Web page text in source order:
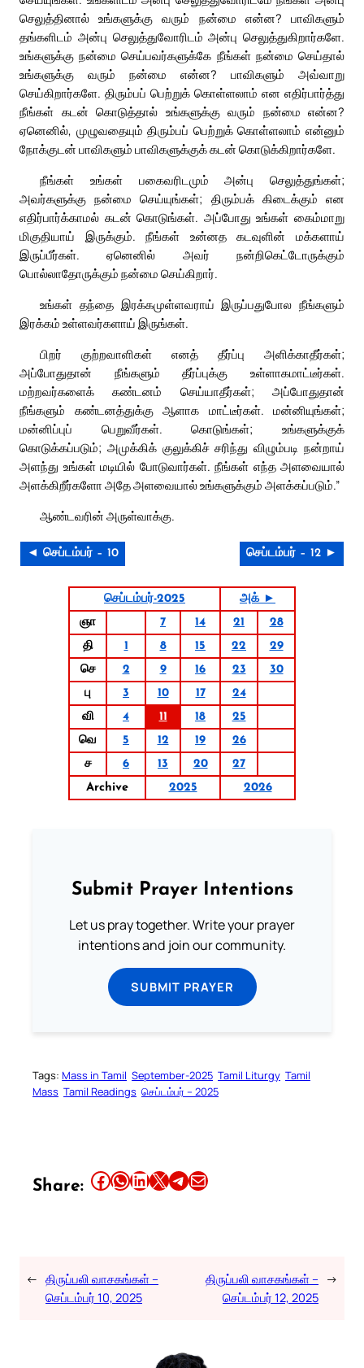
செலுத்தினால் உங்களுக்கு வரும் நன்மை என்ன? பாவிகளும்
தங்களிடம் அன்பு செலுத்துவோரிடம் அன்பு செலுத்துகிறார்களே.
உங்களுக்கு நன்மை செய்பவர்களுக்கே நீங்கள் நன்மை செய்தால்
உங்களுக்கு வரும் நன்மை என்ன? பாவிகளும் அவ்வாறு
செய்கிறார்களே. திரும்பப் பெற்றுக் கொள்ளலாம் என எதிர்பார்த்து
நீங்கள் கடன் கொடுத்தால் உங்களுக்கு வரும் நன்மை என்ன?
ஏனெனில், முழுவதையும் திரும்பப் பெற்றுக் கொள்ளலாம் என்னும்
நோக்குடன் பாவிகளும் பாவிகளுக்குக் கடன் கொடுக்கிறார்களே.
நீங்கள் உங்கள் பகைவரிடமும் அன்பு செலுத்துங்கள்;
அவர்களுக்கு நன்மை செய்யுங்கள்; திரும்பக் கிடைக்கும் என
எதிர்பார்க்காமல் கடன் கொடுங்கள். அப்போது உங்கள் கைம்மாறு
மிகுதியாய் இருக்கும். நீங்கள் உன்னத கடவுளின் மக்களாய்
இருப்பீர்கள். ஏனெனில் அவர் நன்றிகெட்டோருக்கும்
பொல்லாதோருக்கும் நன்மை செய்கிறார்.
உங்கள் தந்தை இரக்கமுள்ளவராய் இருப்பதுபோல நீங்களும்
இரக்கம் உள்ளவர்களாய் இருங்கள்.
பிறர் குற்றவாளிகள் எனத் தீர்ப்பு அளிக்காதீர்கள்;
அப்போதுதான் நீங்களும் தீர்ப்புக்கு உள்ளாகமாட்டீர்கள்.
மற்றவர்களைக் கண்டனம் செய்யாதீர்கள்; அப்போதுதான்
நீங்களும் கண்டனத்துக்கு ஆளாக மாட்டீர்கள். மன்னியுங்கள்;
மன்னிப்புப் பெறுவீர்கள். கொடுங்கள்; உங்களுக்குக்
கொடுக்கப்படும்; அமுக்கிக் குலுக்கிச் சரிந்து விழும்படி நன்றாய்
அளந்து உங்கள் மடியில் போடுவார்கள். நீங்கள் எந்த அளவையால்
அளக்கிறீர்களோ அதே அளவையால் உங்களுக்கும் அளக்கப்படும்.”
ஆண்டவரின் அருள்வாக்கு.
◄ செப்டம்பர் – 10 செப்டம்பர் – 12 ►
செப்டம்பர்-2025
அக் ►
ஞா
7 14 21
28
தி
1 8 15 22
29
செ
2 9 16 23
30
பு
3 10 17
24
வி
4 11 18
25
வெ
5 12 19
26
ச
6 13 20
27
Archive
2025 2026
Submit Prayer Intentions
Let us pray together. Write your prayer
intentions and join our community.
SUBMIT PRAYER
Tags: Mass in Tamil September-2025 Tamil Liturgy Tamil
Mass Tamil Readings செப்டம்பர் – 2025
Share: Share this article on Facebook Share this article on WhatsApp Share this article on LinkedIn Share this article on X Share this article on TelegramEmail this Article
← திருப்பலி வாசகங்கள் –
செப்டம்பர் 10, 2025
திருப்பலி வாசகங்கள் –
செப்டம்பர் 12, 2025
→